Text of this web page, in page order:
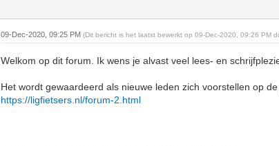
09-Dec-2020, 09:25 PM(Dit bericht is het laatst bewerkt op 09-Dec-2020, 09:26 PM
Welkom op dit forum. Ik wens je alvast veel lees- en
Het wordt gewaardeerd als nieuwe leden zich voorstellen op
https://ligfietsers.nl/forum-2.html